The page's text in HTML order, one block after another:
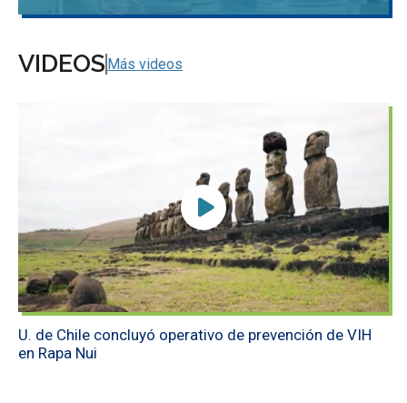
VIDEOS Más videos
U. de Chile concluyó operativo de prevención de VIH
en Rapa Nui